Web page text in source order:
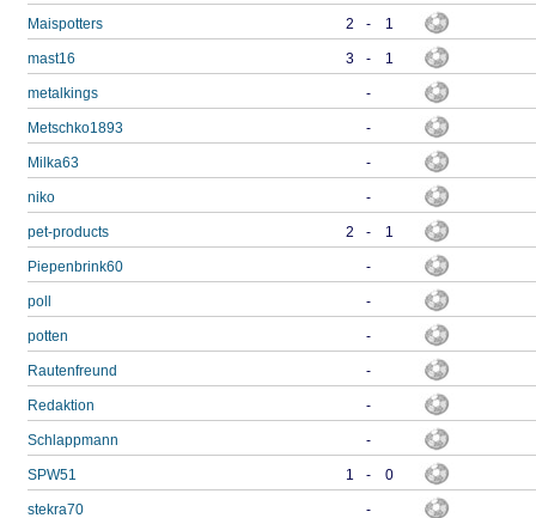
Maispotters 2 - 1
mast16 3 - 1
metalkings -
Metschko1893 -
Milka63 -
niko -
pet-products 2 - 1
Piepenbrink60 -
poll -
potten -
Rautenfreund -
Redaktion -
Schlappmann -
SPW51 1 - 0
stekra70 -